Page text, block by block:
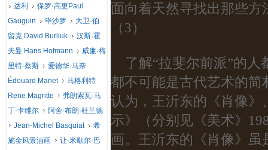
面向着天然寻找出那些方
（3）
了解“拉斐尔前派”的
都不可能是古代艺术的
认为，王沂东的《肖像
示》（分别见《美术》
画。王沂东的《肖像》
达利
保罗·高更Paul
Gauguin
毕沙罗
大卫·伯
留克 David Burliuk
汉斯·霍
夫曼 Hans Hofmann
威廉·梅
里特·蔡斯
爱德华·马奈
Édouard Manet
马格利特
Rene Magritte
弗朗索瓦·马
丁·卡维尔
阿舍·布朗·杜兰德
Jean-Michel Basquiat
希
施金风景油画
让·米歇尔·巴